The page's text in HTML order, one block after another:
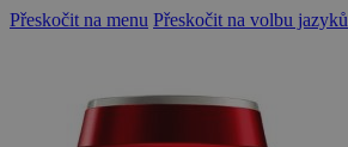
Přeskočit na menu Přeskočit na volbu jazyků